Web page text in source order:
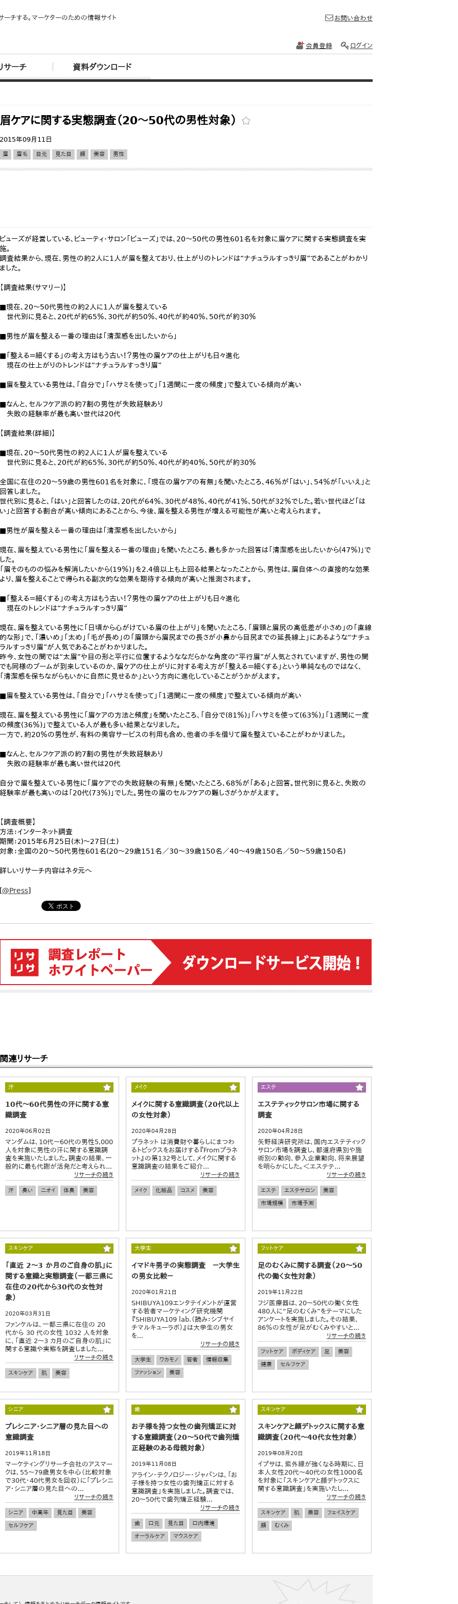
ーチする。マーケターのための情報サイト
サーチ 資料ダウンロード
お問い合わせ
会員登録 ログイン
眉ケアに関する実態調査（20～50代の男性対象）
2015年09月11日
眉 眉毛 目元 見た目 顔 美容 男性
ビューズが経営している、ビューティ・サロン「ビューズ」では、20～50代の男性601名を対象に眉ケアに関する実態調査を実
施。
調査結果から、現在、男性の約2人に1人が眉を整えており、仕上がりのトレンドは“ナチュラルすっきり眉”であることがわかり
ました。
【調査結果(サマリー)】
■現在、20～50代男性の約2人に1人が眉を整えている
世代別に見ると、20代が約65％、30代が約50％、40代が約40％、50代が約30％
■男性が眉を整える一番の理由は「清潔感を出したいから」
■「整える＝細くする」の考え方はもう古い！？男性の眉ケアの仕上がりも日々進化
現在の仕上がりのトレンドは“ナチュラルすっきり眉”
■眉を整えている男性は、「自分で」「ハサミを使って」「1週間に一度の頻度」で整えている傾向が高い
■なんと、セルフケア派の約7割の男性が失敗経験あり
失敗の経験率が最も高い世代は20代
【調査結果(詳細)】
■現在、20～50代男性の約2人に1人が眉を整えている
世代別に見ると、20代が約65％、30代が約50％、40代が約40％、50代が約30％
全国に在住の20～59歳の男性601名を対象に、「現在の眉ケアの有無」を聞いたところ、46％が「はい」、54％が「いいえ」と
回答しました。
世代別に見ると、「はい」と回答したのは、20代が64％、30代が48％、40代が41％、50代が32％でした。若い世代ほど「は
い」と回答する割合が高い傾向にあることから、今後、眉を整える男性が増える可能性が高いと考えられます。
■男性が眉を整える一番の理由は「清潔感を出したいから」
現在、眉を整えている男性に「眉を整える一番の理由」を聞いたところ、最も多かった回答は「清潔感を出したいから(47％)」で
した。
「眉そのものの悩みを解消したいから(19％)」を2.4倍以上も上回る結果となったことから、男性は、眉自体への直接的な効果
より、眉を整えることで得られる副次的な効果を期待する傾向が高いと推測されます。
■「整える＝細くする」の考え方はもう古い！？男性の眉ケアの仕上がりも日々進化
現在のトレンドは“ナチュラルすっきり眉”
現在、眉を整えている男性に「日頃から心がけている眉の仕上がり」を聞いたところ、「眉頭と眉尻の高低差が小さめ」の「直線
的な形」で、「濃いめ」「太め」「毛が長め」の「眉頭から眉尻までの長さが小鼻から目尻までの延長線上」にあるような“ナチュ
ラルすっきり眉”が人気であることがわかりました。
昨今、女性の間では“太眉”や目の形と平行に位置するようななだらかな角度の“平行眉”が人気とされていますが、男性の間
でも同様のブームが到来しているのか、眉ケアの仕上がりに対する考え方が「整える＝細くする」という単純なものではなく、
「清潔感を保ちながらもいかに自然に見せるか」という方向に進化していることがうかがえます。
■眉を整えている男性は、「自分で」「ハサミを使って」「1週間に一度の頻度」で整えている傾向が高い
現在、眉を整えている男性に「眉ケアの方法と頻度」を聞いたところ、「自分で(81％)」「ハサミを使って(63％)」「1週間に一度
の頻度(36％)」で整えている人が最も多い結果となりました。
一方で、約20％の男性が、有料の美容サービスの利用も含め、他者の手を借りて眉を整えていることがわかりました。
■なんと、セルフケア派の約7割の男性が失敗経験あり
失敗の経験率が最も高い世代は20代
自分で眉を整えている男性に「眉ケアでの失敗経験の有無」を聞いたところ、68％が「ある」と回答。世代別に見ると、失敗の
経験率が最も高いのは「20代(73％)」でした。男性の眉のセルフケアの難しさがうかがえます。
【調査概要】
方法：インターネット調査
期間：2015年6月25日(木)～27日(土)
対象：全国の20～50代男性601名(20～29歳151名／30～39歳150名／40～49歳150名／50～59歳150名)
詳しいリサーチ内容はネタ元へ
[@Press]
関連リサーチ
汗
10代～60代男性の汗に関する意
識調査
2020年06月02日
マンダムは、10代～60代の男性5,000
人を対象に男性の汗に関する意識調
査を実施いたしました。調査の結果、一
般的に最も代謝が活発だと考えられ...
リサーチの続き
汗 臭い ニオイ 体臭 美容
メイク
メイクに関する意識調査（20代以上
の女性対象）
2020年04月28日
プラネット は消費財や暮らしにまつわ
るトピックスをお届けする『Fromプラネ
ット』の第132号として、メイクに関する
意識調査の結果をご紹介...
リサーチの続き
メイク 化粧品 コスメ 美容
エステ
エステティックサロン市場に関する
調査
2020年04月28日
矢野経済研究所は、国内エステティック
サロン市場を調査し、都道府県別や施
術別の動向、参入企業動向、将来展望
を明らかにした。＜エステテ...
リサーチの続き
エステ エステサロン
美容
市場規模
市場予測
スキンケア
「直近 2～3 か月のご自身の肌」に
関する意識と実態調査（一都三県に
在住の20代から30代の女性対
象）
2020年03月31日
ファンケルは、一都三県に在住の 20
代から 30 代の女性 1032 人を対象
に、「直近 2～3 カ月のご自身の肌」に
関する意識や実態を調査しました...
リサーチの続き
スキンケア 肌 美容
大学生
イマドキ男子の実態調査 －大学生
の男女比較－
2020年01月21日
SHIBUYA109エンタテイメントが運営
する若者マーケティング研究機関
『SHIBUYA109 lab.（読み：シブヤイ
チマルキューラボ）』は大学生の男女
を...
リサーチの続き
大学生 ワカモノ 若者
情報収集
ファッション
美容
フットケア
足のむくみに関する調査（20～50
代の働く女性対象）
2019年11月22日
フジ医療器は、20～50代の働く女性
480人に“足のむくみ”をテーマにした
アンケートを実施しました。その結果、
86％の女性が足がむくみやすいと...
リサーチの続き
フットケア ボディケア 足
美容
健康
セルフケア
シニア
プレシニア・シニア層の見た目への
意識調査
2019年11月18日
マーケティングリサーチ会社のアスマー
クは、55～79歳男女を中心（比較対象
で30代・40代男女を回収）に「プレシニ
ア・シニア層の見た目への...
リサーチの続き
シニア 中高年 見た目
美容
セルフケア
歯
お子様を持つ女性の歯列矯正に対
する意識調査（20～50代で歯列矯
正経験のある母親対象）
2019年11月08日
アライン・テクノロジー・ジャパンは、「お
子様を持つ女性の歯列矯正に対する
意識調査」を実施しました。調査では、
20～50代で歯列矯正経験...
リサーチの続き
歯 口元 見た目
口内環境
オーラルケア
マウスケア
スキンケア
スキンケアと顔デトックスに関する意
識調査（20代～40代女性対象）
2019年08月20日
イプサは、紫外線が強くなる時期に、日
本人女性20代～40代の女性1000名
を対象に「スキンケアと顔デトックスに
関する意識調査」を実施いたし...
リサーチの続き
スキンケア 肌 美容
フェイスケア
顔
むくみ